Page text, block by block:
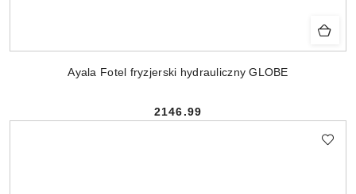
Ayala Fotel fryzjerski hydrauliczny GLOBE
Cena:
2146.99